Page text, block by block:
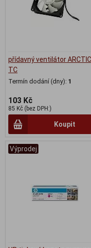
přídavný ventilátor
TC
Termín dodání (dny): 1
103 Kč
85 Kč (bez DPH:)
Koupit
Výprodej